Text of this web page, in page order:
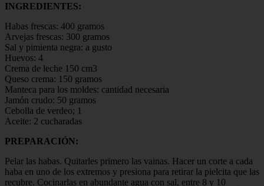
INGREDIENTES:
Habas frescas: 400 gramos
Arvejas frescas: 300 gramos
Sal y pimienta negra: a gusto
Huevos: 4
Crema de leche 150 cm3
Queso crema: 150 gramos
Manteca para los moldes: cantidad necesaria
Jamón crudo: 50 gramos
Cebolla de verdeo; 1
Aceite: 2 cucharadas
PREPARACIÓN:
Pelar las habas. Quitarles primero las vainas. Hacer un corte a cada
haba en uno de los extremos y presiona para retirar la pielcita que las
recubre. Cocinarlas en abundante agua con sal, entre 8 y 10